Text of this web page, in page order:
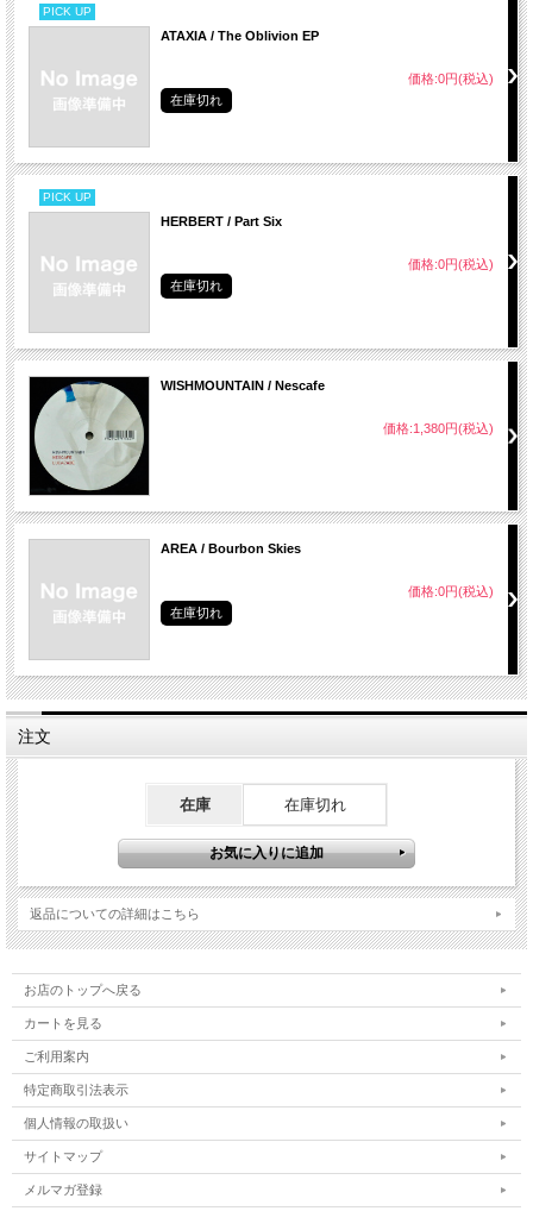
PICK UP
ATAXIA / The Oblivion EP
価格:0円(税込)
在庫切れ
PICK UP
HERBERT / Part Six
価格:0円(税込)
在庫切れ
WISHMOUNTAIN / Nescafe
価格:1,380円(税込)
AREA / Bourbon Skies
価格:0円(税込)
在庫切れ
注文
在庫 在庫切れ
返品についての詳細はこちら
お店のトップへ戻る
カートを見る
ご利用案内
特定商取引法表示
個人情報の取扱い
サイトマップ
メルマガ登録